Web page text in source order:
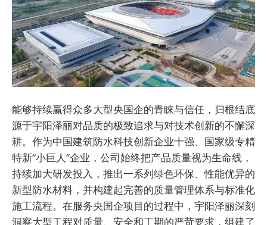
能够持续赢得众多大型央国企的青睐与信任，归根结底
源于宇阳泽丽对品质的极致追求与对技术创新的不懈深
耕。作为中国建筑防水科技创新企业十强、国家级专精
特新“小巨人”企业，公司始终把产品质量视为生命线，
持续加大研发投入，推出一系列绿色环保、性能优异的
新型防水材料，并构建起完善的质量管理体系与标准化
施工流程。在服务央国企项目的过程中，宇阳泽丽深刻
洞察大型工程对质量、安全和工期的严苛要求，组建了